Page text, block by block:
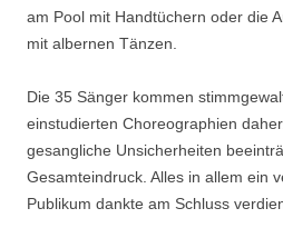
am Pool mit Handtüchern oder die
mit albernen Tänzen.
Die 35 Sänger kommen
einstudierten Choreographien
gesangliche Unsicherheiten
Gesamteindruck. Alles in allem ein
Publikum dankte am Schluss